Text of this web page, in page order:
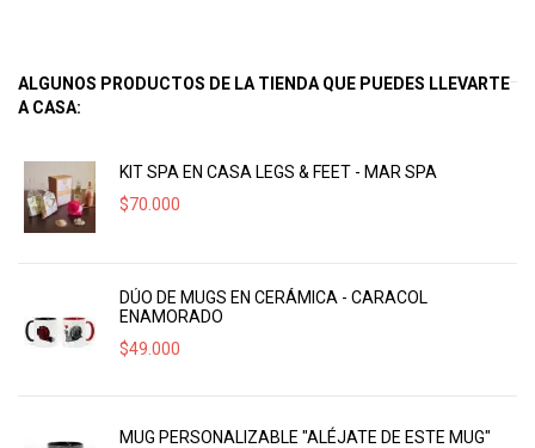
ALGUNOS PRODUCTOS DE LA TIENDA QUE PUEDES LLEVARTE
A CASA:
KIT SPA EN CASA LEGS & FEET - MAR SPA
$70.000
DÚO DE MUGS EN CERÁMICA - CARACOL
ENAMORADO
$49.000
MUG PERSONALIZABLE "ALÉJATE DE ESTE MUG"